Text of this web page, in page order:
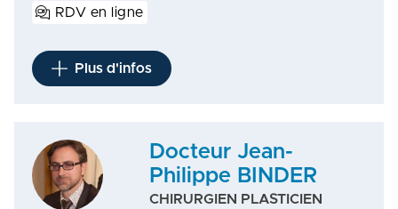
RDV en ligne
Plus d'infos
Docteur Jean-
Philippe BINDER
CHIRURGIEN PLASTICIEN